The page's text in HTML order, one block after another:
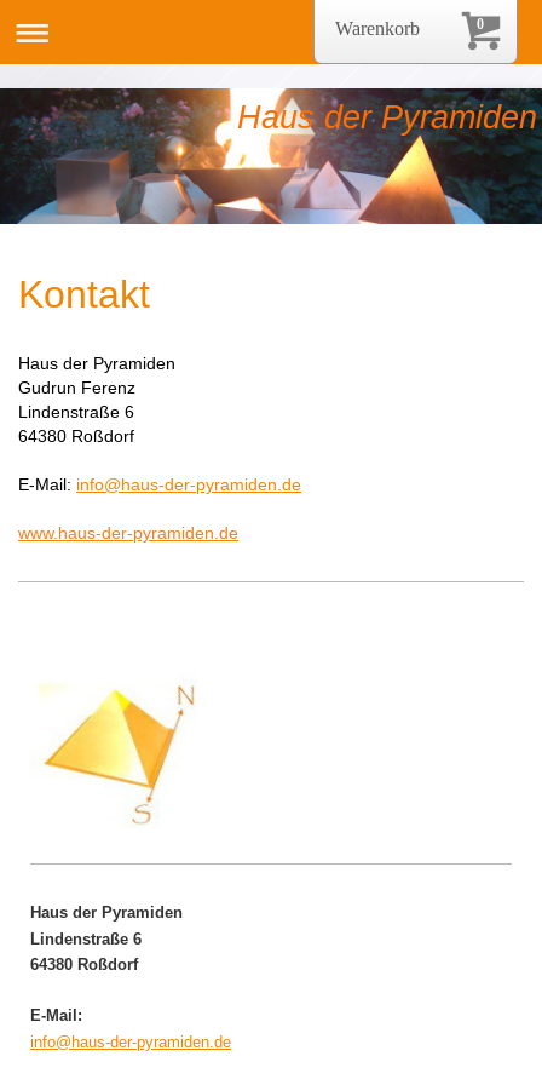
Haus der Pyramiden
Kontakt
Haus der Pyramiden
Gudrun Ferenz
Lindenstraße 6
64380 Roßdorf
E-Mail: info@haus-der-pyramiden.de
www.haus-der-pyramiden.de
Haus der Pyramiden
Lindenstraße 6
64380 Roßdorf
E-Mail:
info@haus-der-pyramiden.de
0
Warenkorb